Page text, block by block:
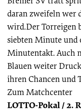
daran zweifeln wer
wird.Der Torreigen
siebten Minute und
Minutentakt. Auch
Blauen weiter
ihren Chancen und
Zum Matchcenter
LOTTO-Pokal/2.